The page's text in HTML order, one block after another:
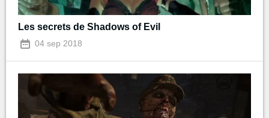
Les secrets de Shadows of Evil
04 sep 2018